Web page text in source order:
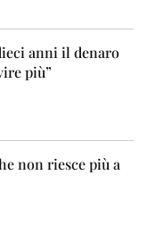
anni il denaro
più”
non riesce più a